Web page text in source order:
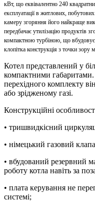
кВт, що еквівалентно 240
експлуатації в житлових,
камеру згоряння його найкраще
передбачає утилізацію продуктів
компактною турбіною, що
клопітка конструкція з точки
Котел представлений у
компактними габаритами.
перехідного комплекту
або зрідженому газі.
Конструкційні
• тришвидкісний
• німецький газовий
• вбудований резервний
роботу котла навіть за
• плата керування не
системі;